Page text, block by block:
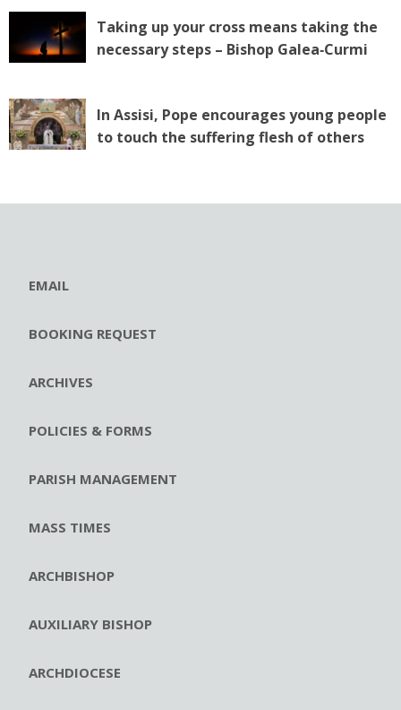
Taking up your cross means taking the
necessary steps – Bishop Galea‑Curmi
In Assisi, Pope encourages young people
to touch the suffering flesh of others
EMAIL
BOOKING REQUEST
ARCHIVES
POLICIES & FORMS
PARISH MANAGEMENT
MASS TIMES
ARCHBISHOP
AUXILIARY BISHOP
ARCHDIOCESE